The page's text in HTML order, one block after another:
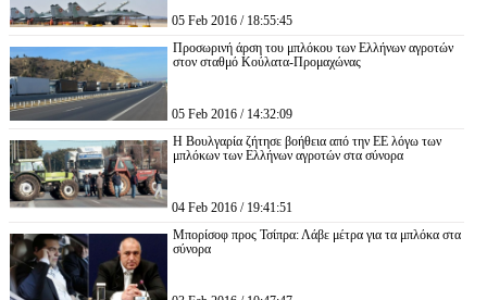
05 Feb 2016 / 18:55:45
Προσωρινή άρση του μπλόκου των Ελλήνων αγροτών
στον σταθμό Κούλατα-Προμαχώνας
05 Feb 2016 / 14:32:09
Η Βουλγαρία ζήτησε βοήθεια από την ΕΕ λόγω των
μπλόκων των Ελλήνων αγροτών στα σύνορα
04 Feb 2016 / 19:41:51
Μπορίσοφ προς Τσίπρα: Λάβε μέτρα για τα μπλόκα στα
σύνορα